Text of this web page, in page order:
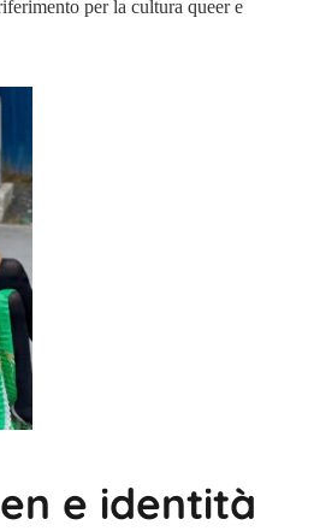
per la cultura queer e
e identità